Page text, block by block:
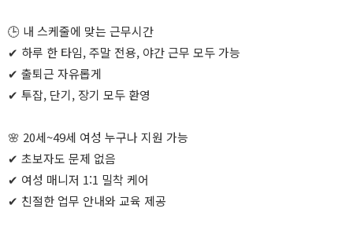
🕒 내 스케줄에 맞는 근무시간
✔ 하루 한 타임, 주말 전용, 야간 근무 모두 가능
✔ 출퇴근 자유롭게
✔ 투잡, 단기, 장기 모두 환영
🌸 20세~49세 여성 누구나 지원 가능
✔ 초보자도 문제 없음
✔ 여성 매니저 1:1 밀착 케어
✔ 친절한 업무 안내와 교육 제공